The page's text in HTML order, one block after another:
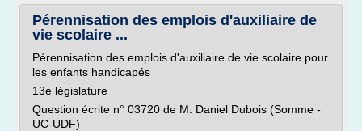
Pérennisation des emplois d'auxiliaire de
vie scolaire ...
Pérennisation des emplois d'auxiliaire de vie scolaire pour
les enfants handicapés
13e législature
Question écrite n° 03720 de M. Daniel Dubois (Somme -
UC-UDF)